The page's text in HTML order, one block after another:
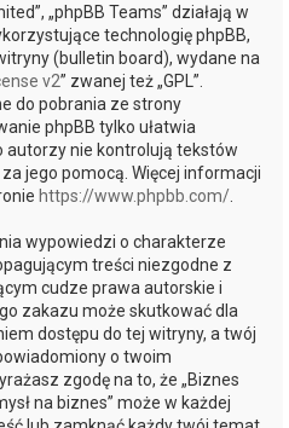
„phpBB Teams” działają w
technologię phpBB,
(bulletin board), wydane na
v2” zwanej też „GPL”.
do pobrania ze strony
phpBB tylko ułatwia
autorzy nie kontrolują tekstów
jego pomocą. Więcej informacji
https://www.phpbb.com/
wypowiedzi o charakterze
treści niezgodne z
cudze prawa autorskie i
zakazu może skutkować dla
dostępu do tej witryny, a twój
o twoim
zgodę na to, że „Biznes
na biznes” może w każdej